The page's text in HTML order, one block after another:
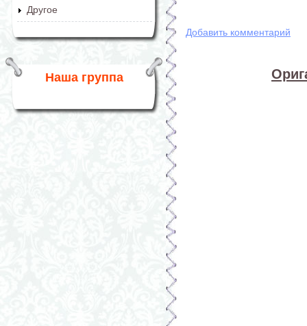
Другое
Наша группа
Добавить комментарий